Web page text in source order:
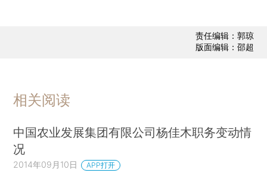
责任编辑：郭琼
版面编辑：邵超
相关阅读
中国农业发展集团有限公司杨佳木职务变动情
况
2014年09月10日 APP打开